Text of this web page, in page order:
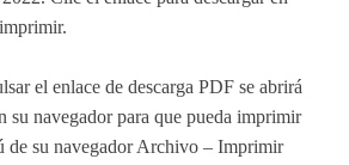
el enlace de descarga PDF se abrirá
su navegador para que pueda imprimir
de su navegador Archivo – Imprimir